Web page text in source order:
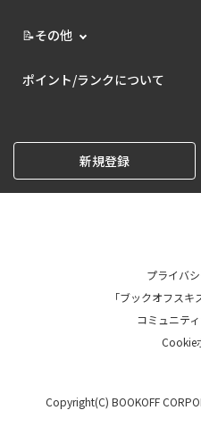
📝その他
ポイント/ランクについて
新規登録
プライバ
「ブックオフス
コミュニテ
Cookie
Copyright(C) BOOKOFF